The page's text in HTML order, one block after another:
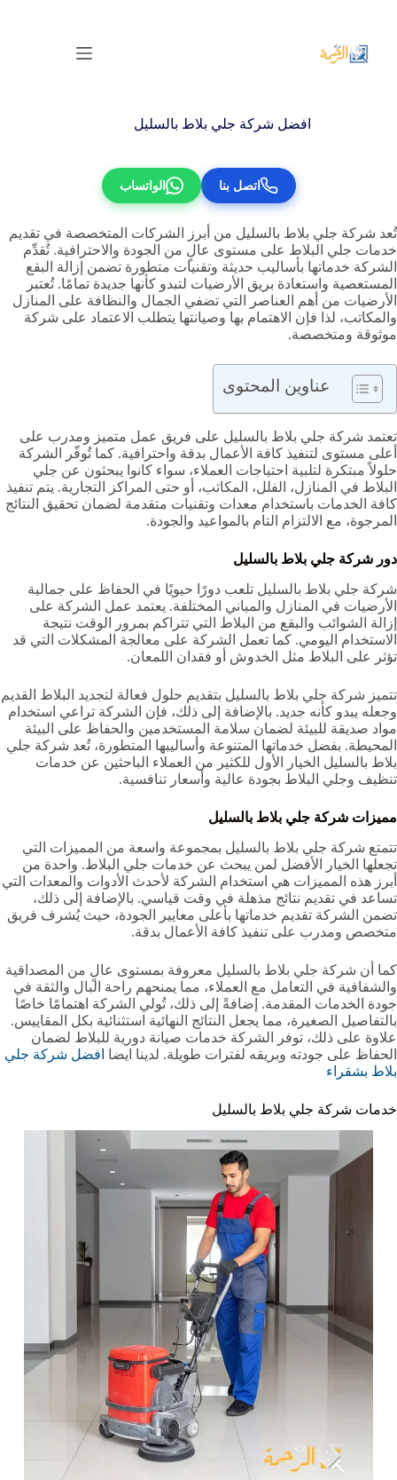
المحتوى
افضل شركة جلي بلاط بالسليل
اتصل بنا الواتساب
تُعد شركة جلي بلاط بالسليل من أبرز الشركات المتخصصة في تقديم
خدمات جلي البلاط على مستوى عالٍ من الجودة والاحترافية. تُقدِّم
الشركة خدماتها بأساليب حديثة وتقنيات متطورة تضمن إزالة البقع
المستعصية واستعادة بريق الأرضيات لتبدو كأنها جديدة تمامًا. تُعتبر
الأرضيات من أهم العناصر التي تضفي الجمال والنظافة على المنازل
والمكاتب، لذا فإن الاهتمام بها وصيانتها يتطلب الاعتماد على شركة
موثوقة ومتخصصة.
عناوين المحتوى
تعتمد شركة جلي بلاط بالسليل على فريق عمل متميز ومدرب على
أعلى مستوى لتنفيذ كافة الأعمال بدقة واحترافية. كما تُوفّر الشركة
حلولاً مبتكرة لتلبية احتياجات العملاء، سواء كانوا يبحثون عن جلي
البلاط في المنازل، الفلل، المكاتب، أو حتى المراكز التجارية. يتم تنفيذ
كافة الخدمات باستخدام معدات وتقنيات متقدمة لضمان تحقيق النتائج
المرجوة، مع الالتزام التام بالمواعيد والجودة.
دور شركة جلي بلاط بالسليل
شركة جلي بلاط بالسليل تلعب دورًا حيويًا في الحفاظ على جمالية
الأرضيات في المنازل والمباني المختلفة. يعتمد عمل الشركة على
إزالة الشوائب والبقع من البلاط التي تتراكم بمرور الوقت نتيجة
الاستخدام اليومي. كما تعمل الشركة على معالجة المشكلات التي قد
تؤثر على البلاط مثل الخدوش أو فقدان اللمعان.
تتميز شركة جلي بلاط بالسليل بتقديم حلول فعالة لتجديد البلاط القديم
وجعله يبدو كأنه جديد. بالإضافة إلى ذلك، فإن الشركة تراعي استخدام
مواد صديقة للبيئة لضمان سلامة المستخدمين والحفاظ على البيئة
المحيطة. بفضل خدماتها المتنوعة وأساليبها المتطورة، تُعد شركة جلي
بلاط بالسليل الخيار الأول للكثير من العملاء الباحثين عن خدمات
تنظيف وجلي البلاط بجودة عالية وأسعار تنافسية.
مميزات شركة جلي بلاط بالسليل
تتمتع شركة جلي بلاط بالسليل بمجموعة واسعة من المميزات التي
تجعلها الخيار الأفضل لمن يبحث عن خدمات جلي البلاط. واحدة من
أبرز هذه المميزات هي استخدام الشركة لأحدث الأدوات والمعدات التي
تساعد في تقديم نتائج مذهلة في وقت قياسي. بالإضافة إلى ذلك،
تضمن الشركة تقديم خدماتها بأعلى معايير الجودة، حيث يُشرف فريق
متخصص ومدرب على تنفيذ كافة الأعمال بدقة.
كما أن شركة جلي بلاط بالسليل معروفة بمستوى عالٍ من المصداقية
والشفافية في التعامل مع العملاء، مما يمنحهم راحة البال والثقة في
جودة الخدمات المقدمة. إضافةً إلى ذلك، تُولي الشركة اهتمامًا خاصًا
بالتفاصيل الصغيرة، مما يجعل النتائج النهائية استثنائية بكل المقاييس.
علاوة على ذلك، توفر الشركة خدمات صيانة دورية للبلاط لضمان
الحفاظ على جودته وبريقه لفترات طويلة. لدينا ايضا افضل شركة جلي
بلاط بشقراء
خدمات شركة جلي بلاط بالسليل